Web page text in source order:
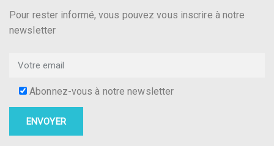
Pour rester informé, vous pouvez vous inscrire à notre
newsletter
Abonnez-vous à notre newsletter